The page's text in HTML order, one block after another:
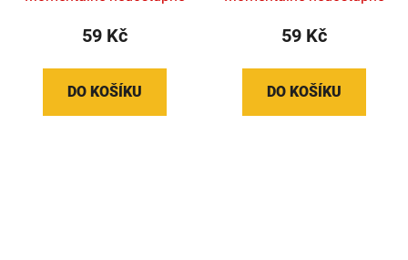
59 Kč
DO KOŠÍKU
59 Kč
DO KOŠÍKU